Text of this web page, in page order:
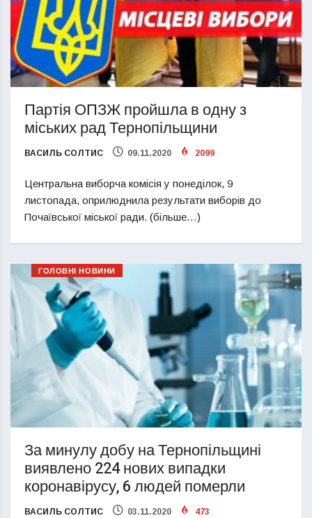
Партія ОПЗЖ пройшла в одну з
міських рад Тернопільщини
ВАСИЛЬ СОЛТИС 09.11.2020 2099
Центральна виборча комісія у понеділок, 9
листопада, оприлюднила результати виборів до
Почаївської міської ради. (більше…)
ГОЛОВНІ НОВИНИ
За минулу добу на Тернопільщині
виявлено 224 нових випадки
коронавірусу, 6 людей померли
ВАСИЛЬ СОЛТИС 03.11.2020 473